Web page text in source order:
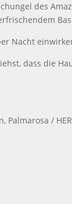
des
Nacht
dass die
Palmarosa /